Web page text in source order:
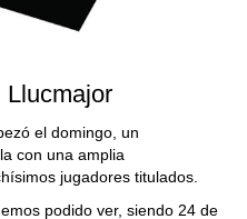
Llucmajor
el domingo, un
con una amplia
jugadores titulados.
podido ver, siendo 24 de